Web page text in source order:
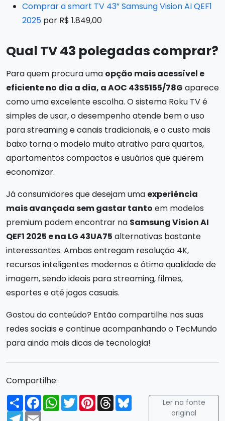
Comprar a smart TV 43” Samsung Vision AI QEF1
2025 por R$ 1.849,00
Qual TV 43 polegadas comprar?
Para quem procura uma opção mais acessível e
eficiente no dia a dia, a AOC 43S5155/78G aparece
como uma excelente escolha. O sistema Roku TV é
simples de usar, o desempenho atende bem o uso
para streaming e canais tradicionais, e o custo mais
baixo torna o modelo muito atrativo para quartos,
apartamentos compactos e usuários que querem
economizar.
Já consumidores que desejam uma experiência
mais avançada sem gastar tanto em modelos
premium podem encontrar na Samsung Vision AI
QEF1 2025 e na LG 43UA75 alternativas bastante
interessantes. Ambas entregam resolução 4K,
recursos inteligentes modernos e ótima qualidade de
imagem, sendo ideais para streaming, filmes,
esportes e até jogos casuais.
Gostou do conteúdo? Então compartilhe nas suas
redes sociais e continue acompanhando o TecMundo
para ainda mais dicas de tecnologia!
Compartilhe:
Compartilhar
FacebookWhatsApp
TwitterPinterest
ThreadsBluesky
Telegram
Email
Ler na fonte
original